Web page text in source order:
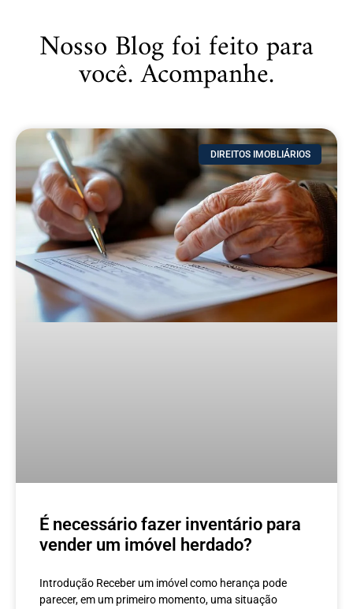
Nosso Blog foi feito para
você. Acompanhe.
DIREITOS IMOBLIÁRIOS
É necessário fazer inventário para
vender um imóvel herdado?
Introdução Receber um imóvel como herança pode
parecer, em um primeiro momento, uma situação